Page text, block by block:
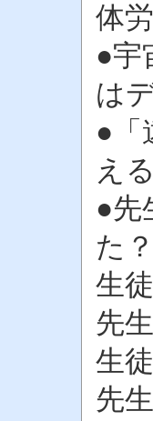
体
●宇
は
●「
え
●先
た？
生
先
生
先